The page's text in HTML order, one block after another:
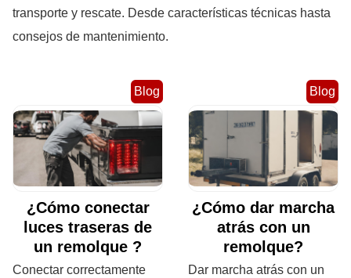
transporte y rescate. Desde características técnicas hasta
consejos de mantenimiento.
Blog
¿Cómo conectar
luces traseras de
un remolque ?
Conectar correctamente
Blog
¿Cómo dar marcha
atrás con un
remolque?
Dar marcha atrás con un